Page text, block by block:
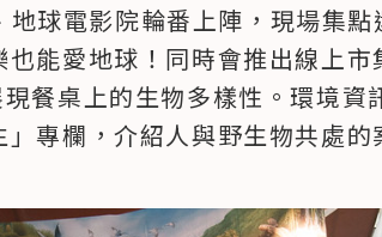
球電影院輪番上陣，現場集點
能愛地球！同時會推出線上市
餐桌上的生物多樣性。環境資
專欄，介紹人與野生物共處的